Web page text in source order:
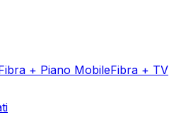
+ Piano MobileFibra + TV